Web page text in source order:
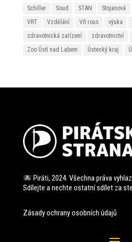
Schiller
Soud STAN Stojanová
VRT
Vzdělání Vít rous výuka
zdravotnická zařízení
zdravotnictví
Zoo Ústí nad Labem
Ústecký kraj
Piráti, 2024. Všechna práva
Sdílejte a nechte ostatní sdílet za
Zásady ochrany osobních údajů